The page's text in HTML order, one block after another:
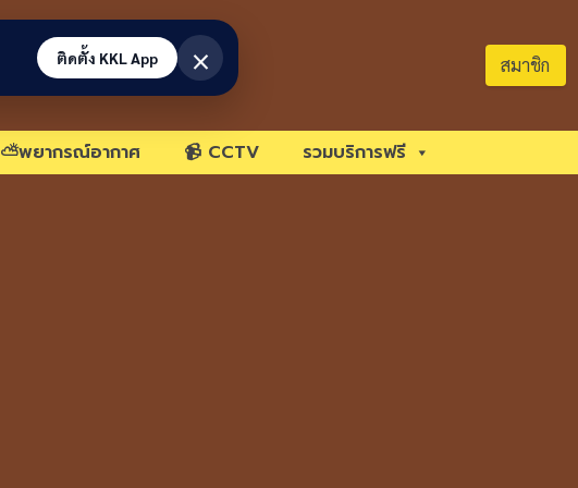
สมาชิก
⛅พยากรณ์อากาศ 📹 CCTV รวมบริการฟรี
ติดตั้ง KKL App ×